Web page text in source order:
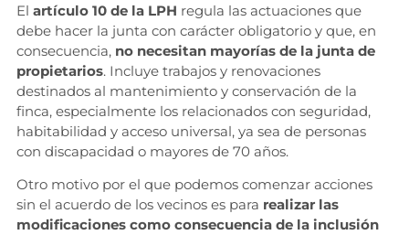
El artículo 10 de la LPH regula las actuaciones que
debe hacer la junta con carácter obligatorio y que, en
consecuencia, no necesitan mayorías de la junta de
propietarios. Incluye trabajos y renovaciones
destinados al mantenimiento y conservación de la
finca, especialmente los relacionados con seguridad,
habitabilidad y acceso universal, ya sea de personas
con discapacidad o mayores de 70 años.
Otro motivo por el que podemos comenzar acciones
sin el acuerdo de los vecinos es para realizar las
modificaciones como consecuencia de la inclusión